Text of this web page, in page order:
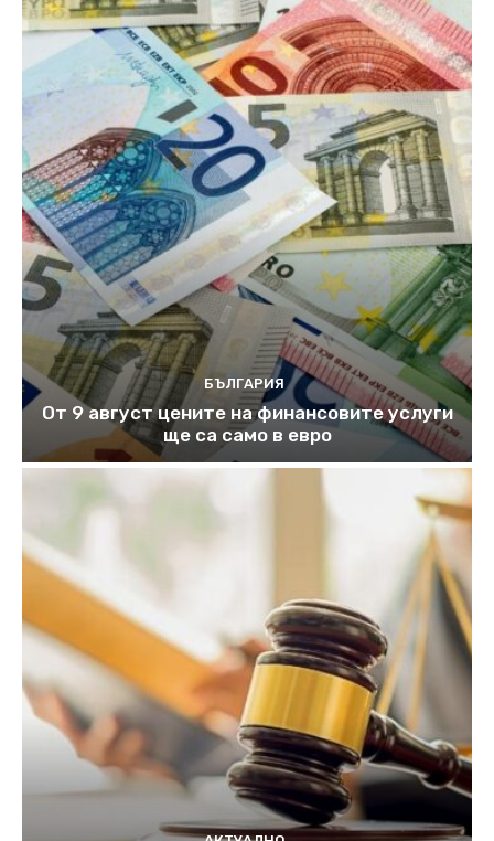
БЪЛГАРИЯ
От 9 август цените на финансовите услуги
ще са само в евро